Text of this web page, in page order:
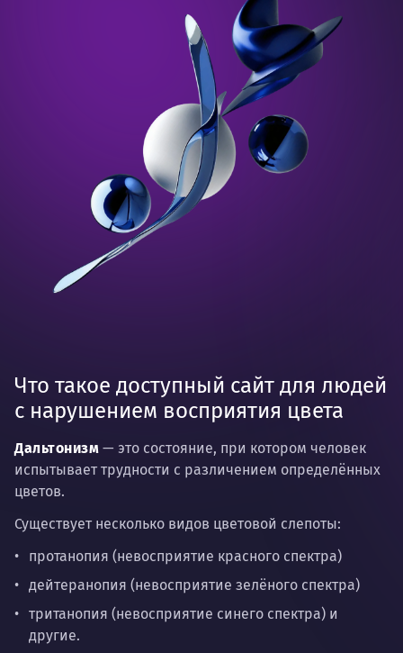
Что такое доступный сайт для людей
с нарушением восприятия цвета
Дальтонизм — это состояние, при котором человек
испытывает трудности с различением определённых
цветов.
Существует несколько видов цветовой слепоты:
протанопия (невосприятие красного спектра)
дейтеранопия (невосприятие зелёного спектра)
тританопия (невосприятие синего спектра) и
другие.